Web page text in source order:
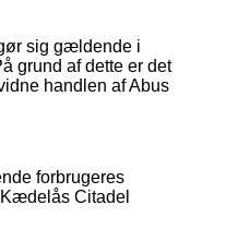
sig gældende i
grund af dette er det
handlen af Abus
forbrugeres
Citadel